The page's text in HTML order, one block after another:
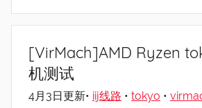
荐
[VirMach]AMD Ryzen
机测试
4月3日更新• iij线路 • tokyo •